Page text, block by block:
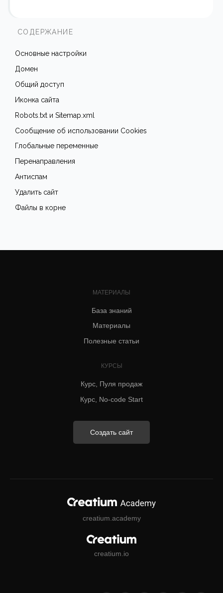
СОДЕРЖАНИЕ
Основные настройки
Домен
Общий доступ
Иконка сайта
Robots.txt и Sitemap.xml
Сообщение об использовании Cookies
Глобальные переменные
Перенаправления
Антиспам
Удалить сайт
Файлы в корне
МАТЕРИАЛЫ
База знаний
Материалы
Полезные статьи
КУРСЫ
Курс, Пуля продаж
Курс, No-code Start
Создать сайт
creatium.academy
creatium.io